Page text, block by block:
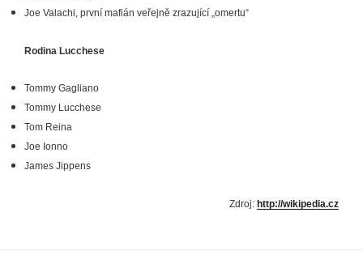
Joe Valachi, první mafián veřejně zrazující „omertu“
Rodina Lucchese
Tommy Gagliano
Tommy Lucchese
Tom Reina
Joe Ionno
James Jippens
Zdroj: http://wikipedia.cz